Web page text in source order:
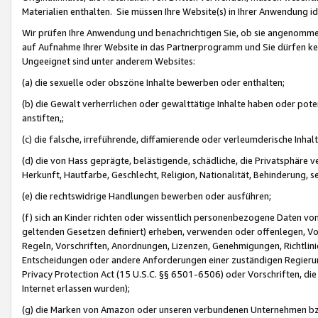
Materialien enthalten. Sie müssen Ihre Website(s) in Ihrer Anwendung
Wir prüfen Ihre Anwendung und benachrichtigen Sie, ob sie
auf Aufnahme Ihrer Website in das Partnerprogramm und Sie dürfen
Ungeeignet sind unter anderem Websites:
(a) die sexuelle oder obszöne Inhalte bewerben oder enthalten;
(b) die Gewalt verherrlichen oder gewalttätige Inhalte haben oder
anstiften,;
(c) die falsche, irreführende, diffamierende oder verleumderische
(d) die von Hass geprägte, belästigende, schädliche, die Privatsphäre
Herkunft, Hautfarbe, Geschlecht, Religion, Nationalität, Behinderung,
(e) die rechtswidrige Handlungen bewerben oder ausführen;
(f) sich an Kinder richten oder wissentlich personenbezogene Daten
geltenden Gesetzen definiert) erheben, verwenden oder offenlegen,
Regeln, Vorschriften, Anordnungen, Lizenzen, Genehmigungen,
Entscheidungen oder andere Anforderungen einer zuständigen
Privacy Protection Act (15 U.S.C. §§ 6501-6506) oder Vorschriften,
Internet erlassen wurden);
(g) die Marken von Amazon oder unseren verbundenen Unternehmen